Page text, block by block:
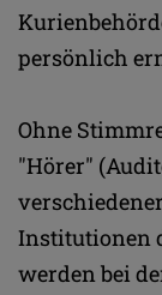
persönlich
Ohne
"Hörer"
Institutionen
werden bei